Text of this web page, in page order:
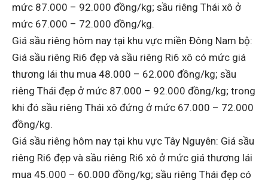
mức 87.000 – 92.000 đồng/kg; sầu riêng Thái xô ở
mức 67.000 – 72.000 đồng/kg.
Giá sầu riêng hôm nay tại khu vực miền Đông Nam bộ:
Giá sầu riêng Ri6 đẹp và sầu riêng Ri6 xô có mức giá
thương lái thu mua 48.000 – 62.000 đồng/kg; sầu
riêng Thái đẹp ở mức 87.000 – 92.000 đồng/kg; trong
khi đó sầu riêng Thái xô đứng ở mức 67.000 – 72.000
đồng/kg.
Giá sầu riêng hôm nay tại khu vực Tây Nguyên: Giá sầu
riêng Ri6 đẹp và sầu riêng Ri6 xô ở mức giá thương lái
mua 45.000 – 60.000 đồng/kg; sầu riêng Thái đẹp có